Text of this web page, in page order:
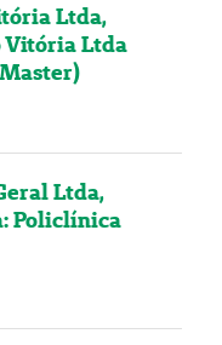
Ltda,
Vitória Ltda
Ltda,
Policlínica